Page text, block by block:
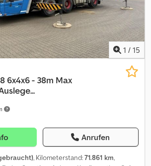
1 / 15
6x4x6 - 38m Max
Anrufen
, Kilometerstand:71.861 km,